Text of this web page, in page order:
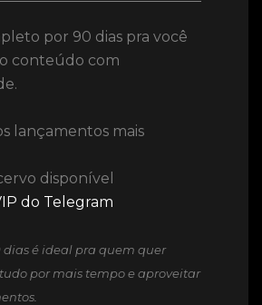
por 90 dias pra você
conteúdo com
lançamentos mais
disponível
do Telegram
dias é ideal pra quem quer
por mais tempo e aproveitar